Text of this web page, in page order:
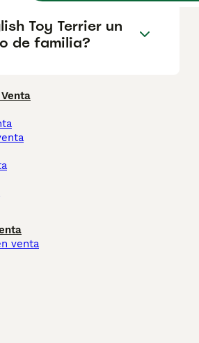
Toy Terrier un
de familia?
venta